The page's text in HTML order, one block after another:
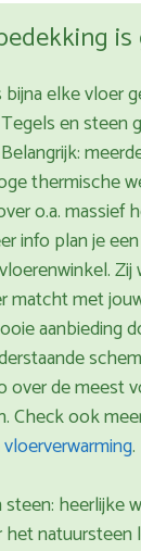
elke vloer
en steen
thermische
o.a. massief
info plan je
Zij
matcht met
aanbieding
over de meest
Check ook
.
heerlijke
het natuursteen